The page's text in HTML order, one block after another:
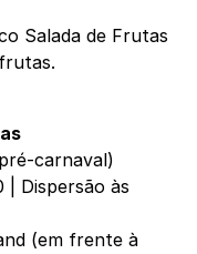
Salada de Frutas
carnaval)
| Dispersão às
(em frente à